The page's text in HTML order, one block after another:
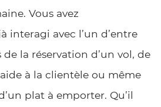
Vous avez
interagi avec l’un d’entre
la réservation d’un vol, de
à la clientèle ou même
plat à emporter. Qu’il